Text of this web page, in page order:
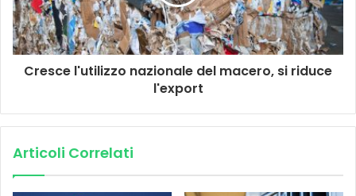
Cresce l'utilizzo nazionale del macero, si riduce
l'export
Articoli Correlati